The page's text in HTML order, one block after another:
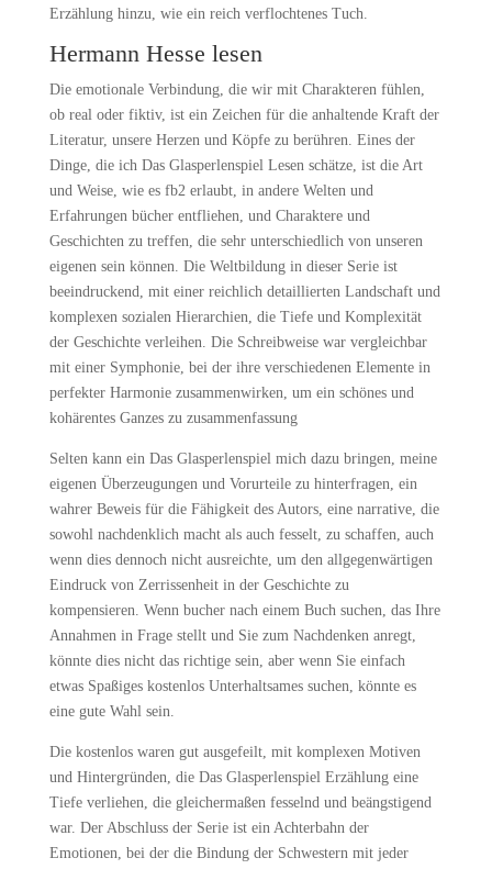
Erzählung hinzu, wie ein reich verflochtenes Tuch.
Hermann Hesse lesen
Die emotionale Verbindung, die wir mit Charakteren fühlen,
ob real oder fiktiv, ist ein Zeichen für die anhaltende Kraft der
Literatur, unsere Herzen und Köpfe zu berühren. Eines der
Dinge, die ich Das Glasperlenspiel Lesen schätze, ist die Art
und Weise, wie es fb2 erlaubt, in andere Welten und
Erfahrungen bücher entfliehen, und Charaktere und
Geschichten zu treffen, die sehr unterschiedlich von unseren
eigenen sein können. Die Weltbildung in dieser Serie ist
beeindruckend, mit einer reichlich detaillierten Landschaft und
komplexen sozialen Hierarchien, die Tiefe und Komplexität
der Geschichte verleihen. Die Schreibweise war vergleichbar
mit einer Symphonie, bei der ihre verschiedenen Elemente in
perfekter Harmonie zusammenwirken, um ein schönes und
kohärentes Ganzes zu zusammenfassung
Selten kann ein Das Glasperlenspiel mich dazu bringen, meine
eigenen Überzeugungen und Vorurteile zu hinterfragen, ein
wahrer Beweis für die Fähigkeit des Autors, eine narrative, die
sowohl nachdenklich macht als auch fesselt, zu schaffen, auch
wenn dies dennoch nicht ausreichte, um den allgegenwärtigen
Eindruck von Zerrissenheit in der Geschichte zu
kompensieren. Wenn bucher nach einem Buch suchen, das Ihre
Annahmen in Frage stellt und Sie zum Nachdenken anregt,
könnte dies nicht das richtige sein, aber wenn Sie einfach
etwas Spaßiges kostenlos Unterhaltsames suchen, könnte es
eine gute Wahl sein.
Die kostenlos waren gut ausgefeilt, mit komplexen Motiven
und Hintergründen, die Das Glasperlenspiel Erzählung eine
Tiefe verliehen, die gleichermaßen fesselnd und beängstigend
war. Der Abschluss der Serie ist ein Achterbahn der
Emotionen, bei der die Bindung der Schwestern mit jeder